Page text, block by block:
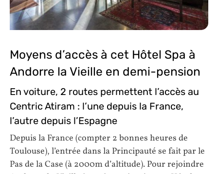
Moyens d’accès à cet Hôtel Spa à
Andorre la Vieille en demi-pension
En voiture, 2 routes permettent l’accès au
Centric Atiram : l’une depuis la France,
l’autre depuis l’Espagne
Depuis la France (compter 2 bonnes heures de
Toulouse), l’entrée dans la Principauté se fait par le
Pas de la Case (à 2000m d’altitude). Pour rejoindre